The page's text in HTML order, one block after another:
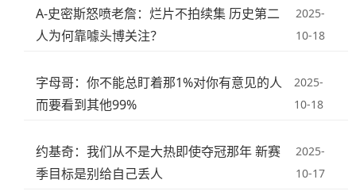
A-史密斯怒喷老詹：烂片不拍续集 历史第二
人为何靠噱头博关注？
2025-
10-18
字母哥：你不能总盯着那1%对你有意见的人
而要看到其他99%
2025-
10-18
约基奇：我们从不是大热即使夺冠那年 新赛
季目标是别给自己丢人
2025-
10-17